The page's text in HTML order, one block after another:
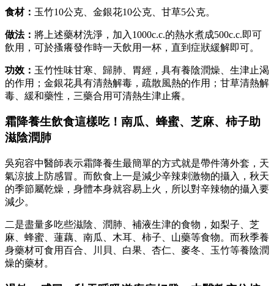
食材： 玉竹10公克、金銀花10公克、甘草5公克。
做法： 將上述藥材洗淨，加入1000c.c.的熱水煮成500c.c.即可
飲用，可於搔癢發作時一天飲用一杯，直到症狀緩解即可。
功效 ： 玉竹性味甘寒、歸肺、胃經，具有養陰潤燥、生津止渴
的作用；金銀花具有清熱解毒，疏散風熱的作用；甘草清熱解
毒、緩和藥性，三藥合用可清熱生津止癢。
霜降養生飲食這樣吃！南瓜、蜂蜜、芝麻、柿子助
滋陰潤肺
吳宛容中醫師表示霜降養生最簡單的方式就是帶件薄外套，天
氣涼披上防感冒。而飲食上一是減少辛辣刺激物的攝入，秋天
的季節屬乾燥，身體本身就容易上火，所以對辛辣物的攝入要
減少。
二是盡量多吃些滋陰、潤肺、補液生津的食物，如梨子、芝
麻、蜂蜜、蓮藕、南瓜、木耳、柿子、山藥等食物。而秋季養
身藥材可食用百合、川貝、白果、杏仁、麥冬、玉竹等養陰潤
燥的藥材。